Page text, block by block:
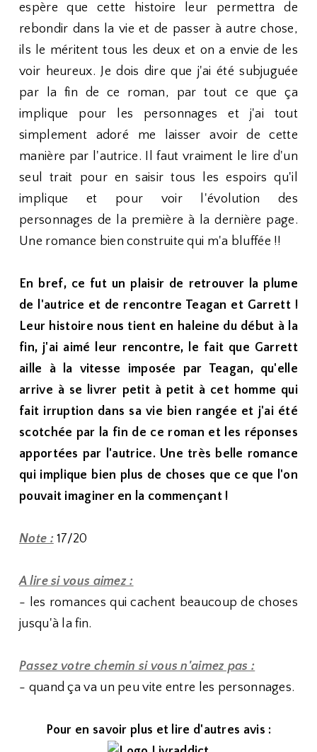
espère que cette histoire leur permettra de
rebondir dans la vie et de passer à autre chose,
ils le méritent tous les deux et on a envie de les
voir heureux. Je dois dire que j'ai été subjuguée
par la fin de ce roman, par tout ce que ça
implique pour les personnages et j'ai tout
simplement adoré me laisser avoir de cette
manière par l'autrice. Il faut vraiment le lire d'un
seul trait pour en saisir tous les espoirs qu'il
implique et pour voir l'évolution des
personnages de la première à la dernière page.
Une romance bien construite qui m'a bluffée !!
En bref, ce fut un plaisir de retrouver la plume
de l'autrice et de rencontre Teagan et Garrett !
Leur histoire nous tient en haleine du début à la
fin, j'ai aimé leur rencontre, le fait que Garrett
aille à la vitesse imposée par Teagan, qu'elle
arrive à se livrer petit à petit à cet homme qui
fait irruption dans sa vie bien rangée et j'ai été
scotchée par la fin de ce roman et les réponses
apportées par l'autrice. Une très belle romance
qui implique bien plus de choses que ce que l'on
pouvait imaginer en la commençant !
Note : 17/20
A lire si vous aimez :
- les romances qui cachent beaucoup de choses
jusqu'à la fin.
Passez votre chemin si vous n'aimez pas :
- quand ça va un peu vite entre les personnages.
Pour en savoir plus et lire d'autres avis :